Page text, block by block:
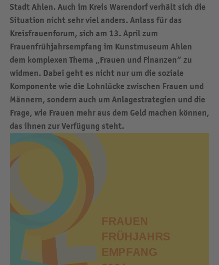
Stadt Ahlen. Auch im Kreis Warendorf verhält sich die
Situation nicht sehr viel anders. Anlass für das
Kreisfrauenforum, sich am 13. April zum
Frauenfrühjahrsempfang im Kunstmuseum Ahlen
dem komplexen Thema „Frauen und Finanzen“ zu
widmen. Dabei geht es nicht nur um die soziale
Komponente wie die Lohnlücke zwischen Frauen und
Männern, sondern auch um Anlagestrategien und die
Frage, wie Frauen mehr aus dem Geld machen können,
das ihnen zur Verfügung steht.